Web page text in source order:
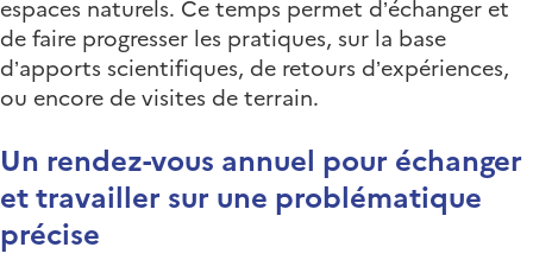
espaces naturels. Ce temps permet d’échanger et
de faire progresser les pratiques, sur la base
d’apports scientifiques, de retours d’expériences,
ou encore de visites de terrain.
Un rendez-vous annuel pour échanger
et travailler sur une problématique
précise